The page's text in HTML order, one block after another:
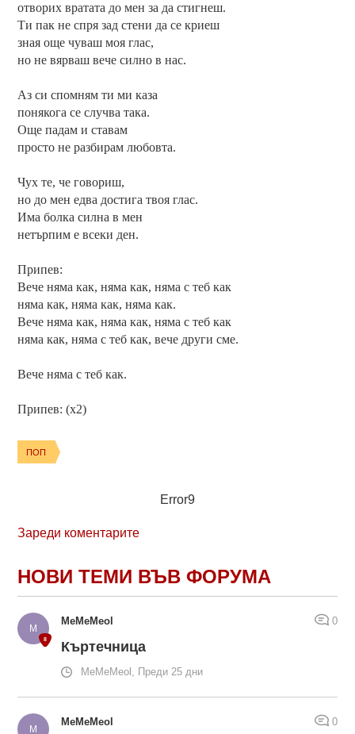
отворих вратата до мен за да стигнеш.
Ти пак не спря зад стени да се криеш
зная още чуваш моя глас,
но не вярваш вече силно в нас.
Аз си спомням ти ми каза
понякога се случва така.
Още падам и ставам
просто не разбирам любовта.
Чух те, че говориш,
но до мен едва достига твоя глас.
Има болка силна в мен
нетърпим е всеки ден.
Припев:
Вече няма как, няма как, няма с теб как
няма как, няма как, няма как.
Вече няма как, няма как, няма с теб как
няма как, няма с теб как, вече други сме.
Вече няма с теб как.
Припев: (x2)
ПОП
Error9
Зареди коментарите
НОВИ ТЕМИ ВЪВ ФОРУМА
MeMeMeol 0
Къртечница
MeMeMeol, Преди 25 дни
MeMeMeol 0